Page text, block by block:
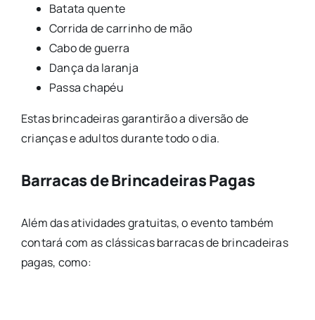
Batata quente
Corrida de carrinho de mão
Cabo de guerra
Dança da laranja
Passa chapéu
Estas brincadeiras garantirão a diversão de
crianças e adultos durante todo o dia.
Barracas de Brincadeiras Pagas
Além das atividades gratuitas, o evento também
contará com as clássicas barracas de brincadeiras
pagas, como: